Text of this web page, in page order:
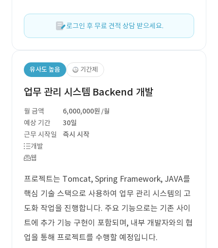
로그인 후 무료 견적 상담 받으세요.
유사도 높음 기간제
업무 관리 시스템 Backend 개발
월 금액 6,000,000원 /월
예상 기간
30일
근무 시작일
즉시 시작
개발
웹
프로젝트는 Tomcat, Spring Framework, JAVA를
핵심 기술 스택으로 사용하여 업무 관리 시스템의 고
도화 작업을 진행합니다. 주요 기능으로는 기존 사이
트에 추가 기능 구현이 포함되며, 내부 개발자와의 협
업을 통해 프로젝트를 수행할 예정입니다.